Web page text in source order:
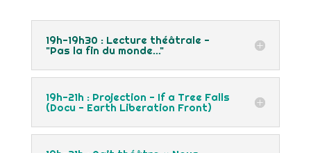
19h-19h30 : Lecture théâtrale -
"Pas la fin du monde..."
19h-21h : Projection - If a Tree Falls
(Docu - Earth Liberation Front)